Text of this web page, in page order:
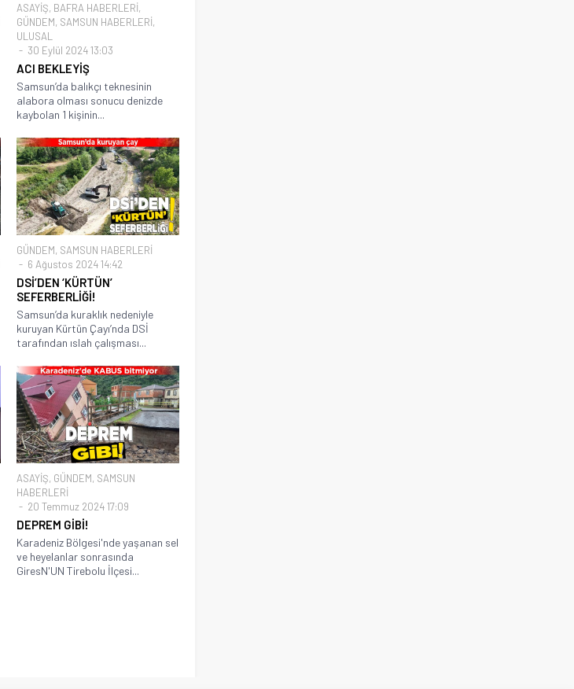
ASAYİŞ, BAFRA HABERLERİ,
GÜNDEM, SAMSUN HABERLERİ,
ULUSAL
30 Eylül 2024 13:03
ACI BEKLEYİŞ
Samsun’da balıkçı teknesinin
alabora olması sonucu denizde
kaybolan 1 kişinin...
GÜNDEM, SAMSUN HABERLERİ
6 Ağustos 2024 14:42
DSİ’DEN ‘KÜRTÜN’
SEFERBERLİĞİ!
Samsun’da kuraklık nedeniyle
kuruyan Kürtün Çayı’nda DSİ
tarafından ıslah çalışması...
ASAYİŞ, GÜNDEM, SAMSUN
HABERLERİ
20 Temmuz 2024 17:09
DEPREM GİBİ!
Karadeniz Bölgesi'nde yaşanan sel
ve heyelanlar sonrasında
GiresN'UN Tirebolu İlçesi...